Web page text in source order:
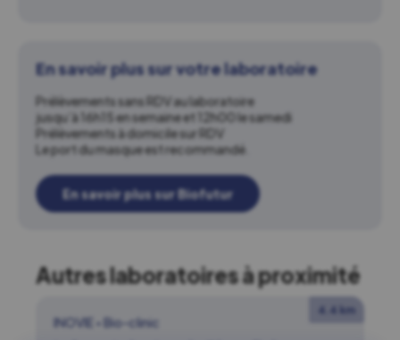
En savoir plus sur votre laboratoire
Prélèvements sans RDV au laboratoire
jusqu’à 16h15 en semaine et 12h00 le samedi
Prélèvements à domicile sur RDV
Le port du masque est recommandé.
En savoir plus sur Biofutur
Autres laboratoires à proximité
4.4 km
INOVIE • Bio-clinic